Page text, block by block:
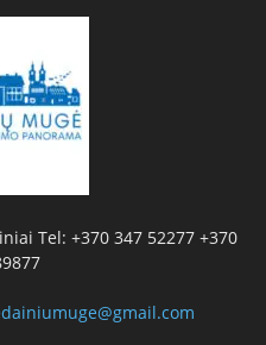
Tel: +370 347 52277 +370